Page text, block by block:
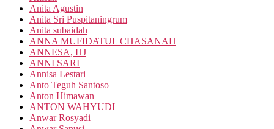
Anita Agustin
Anita Sri Puspitaningrum
Anita subaidah
ANNA MUFIDATUL CHASANAH
ANNESA, HJ
ANNI SARI
Annisa Lestari
Anto Teguh Santoso
Anton Himawan
ANTON WAHYUDI
Anwar Rosyadi